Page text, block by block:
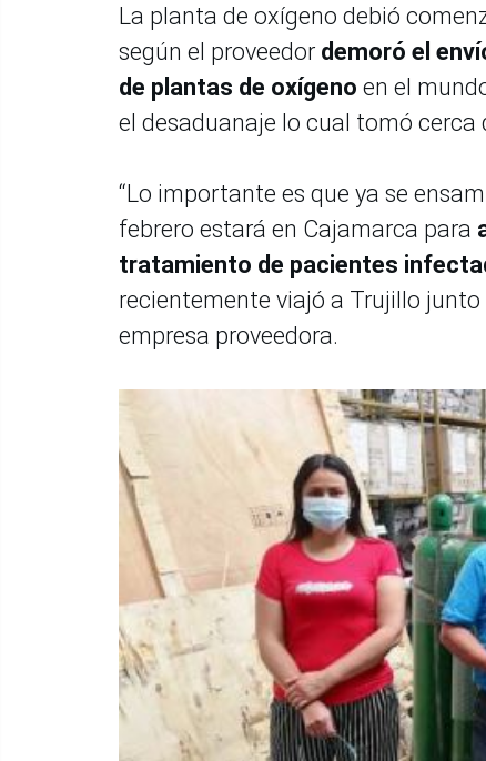
La planta de oxígeno debió
según el proveedor demoró el
de plantas de oxígeno en el
el desaduanaje lo cual tomó cerca
“Lo importante es que ya se
febrero estará en Cajamarca para
tratamiento de pacientes
recientemente viajó a Trujillo
empresa proveedora.